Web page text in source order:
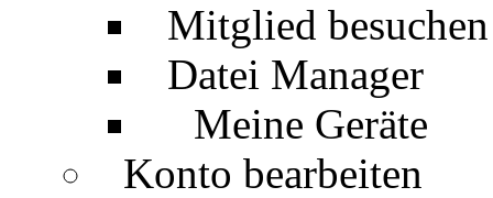
Mitglied besuchen
Datei Manager
Meine Geräte
Konto bearbeiten